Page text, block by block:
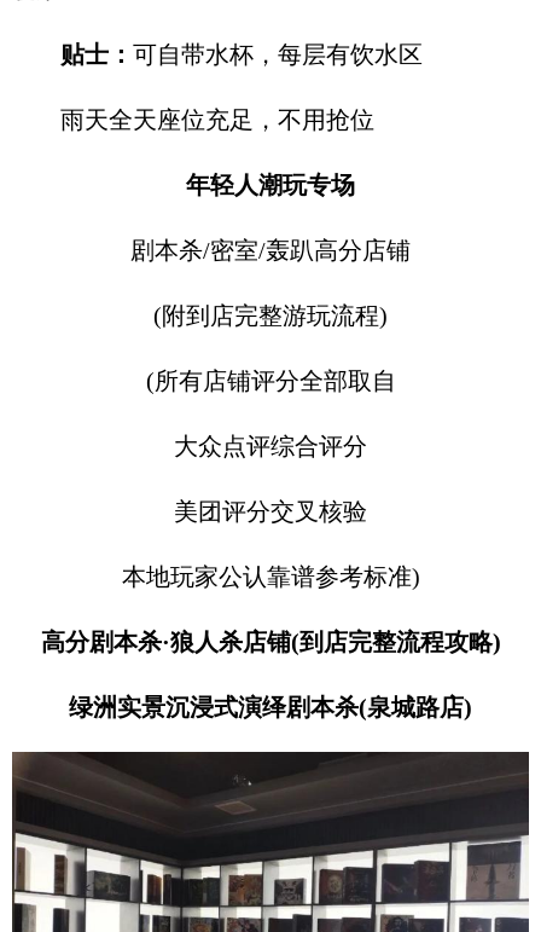
贴士： 可自带水杯，每层有饮水区
雨天全天座位充足，不用抢位
年轻人潮玩专场
剧本杀/密室/轰趴高分店铺
(附到店完整游玩流程)
(所有店铺评分全部取自
大众点评综合评分
美团评分交叉核验
本地玩家公认靠谱参考标准)
高分剧本杀·狼人杀店铺(到店完整流程攻略)
绿洲实景沉浸式演绎剧本杀(泉城路店)